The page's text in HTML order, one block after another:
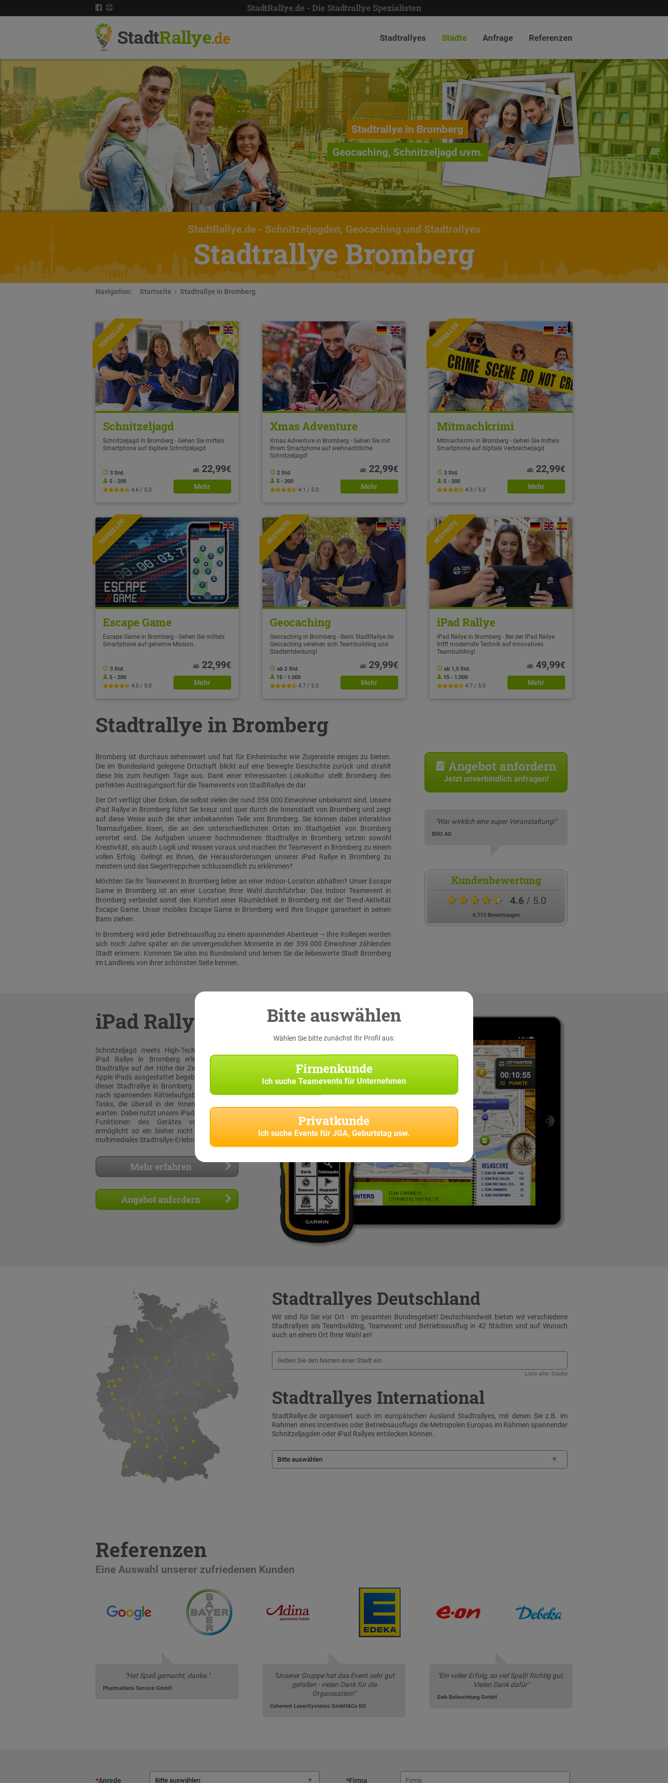
StadtRallye.de - Die Stadtrallye Spezialisten
StadtRallye.de Stadtrallyes Städte Anfrage Referenzen
Stadtrallye in Bromberg
Geocaching, Schnitzeljagd uvm.
StadtRallye.de- Schnitzeljagden, Geocaching und Stadtrallyes
Stadtrallye Bromberg
Navigation: Startseite Stadtrallye in Bromberg
TOPSELLER
Schnitzeljagd
Schnitzeljagd in Bromberg - Gehen Sie mittels
Smartphone auf digitale Schnitzeljagd
3 Std.
5 - 200
4.6 / 5.0
ab22,99€
Mehr
Xmas Adventure
Xmas Adventure in Bromberg - Gehen Sie mit
Ihrem Smartphone auf weihnachtliche
Schnitzeljagd!
2 Std.
5 - 200
4.1 / 5.0
ab22,99€
Mehr
TOPSELLER
Mitmachkrimi
Mitmachkrimi in Bromberg - Gehen Sie mittels
Smartphone auf digitale Verbrecherjagd
3 Std.
5 - 200
4.3 / 5.0
ab22,99€
Mehr
NEU
TOPSELLER
Escape Game
Escape Game in Bromberg - Gehen Sie mittels
Smartphone auf geheime Mission.
3 Std.
5 - 200
4.0 / 5.0
ab22,99€
Mehr
BESTNOTE
Geocaching
Geocaching in Bromberg - Beim StadtRallye.de
Geocaching vereinen sich Teambuilding und
Stadtentdeckung!
ab 2 Std.
15 - 1.000
4.7 / 5.0
ab29,99€
Mehr
BESTNOTE
iPad Rallye
iPad Rallye in Bromberg - Bei der iPad Rallye
trifft modernste Technik auf innovatives
Teambuilding!
ab 1,5 Std.
15 - 1.000
4.7 / 5.0
ab49,99€
Mehr
Stadtrallye in Bromberg
Bromberg ist durchaus sehenswert und hat für Einheimische wie Zugereiste einiges zu bieten.
Die im Bundesland gelegene Ortschaft blickt auf eine bewegte Geschichte zurück und strahlt
diese bis zum heutigen Tage aus. Dank einer interessanten Lokalkultur stellt Bromberg den
perfekten Austragungsort für die Teamevents von StadtRallye.de dar.
Der Ort verfügt über Ecken, die selbst vielen der rund 359.000 Einwohner unbekannt sind. Unsere
iPad Rallye in Bromberg führt Sie kreuz und quer durch die Innenstadt von Bromberg und zeigt
auf diese Weise auch die eher unbekannten Teile von Bromberg. Sie können dabei interaktive
Teamaufgaben lösen, die an den unterschiedlichsten Orten im Stadtgebiet von Bromberg
verortet sind. Die Aufgaben unserer hochmodernen Stadtrallye in Bromberg setzen sowohl
Kreativität, als auch Logik und Wissen voraus und machen Ihr Teamevent in Bromberg zu einem
vollen Erfolg. Gelingt es Ihnen, die Herausforderungen unserer iPad Rallye in Bromberg zu
meistern und das Siegertreppchen schlussendlich zu erklimmen?
Möchten Sie Ihr Teamevent in Bromberg lieber an einer Indoor-Location abhalten? Unser Escape
Game in Bromberg ist an einer Location Ihrer Wahl durchführbar. Das Indoor Teamevent in
Bromberg verbindet somit den Komfort einer Räumlichkeit in Bromberg mit der Trend-Aktivität
Escape Game. Unser mobiles Escape Game in Bromberg wird Ihre Gruppe garantiert in seinen
Bann ziehen.
In Bromberg wird jeder Betriebsausflug zu einem spannenden Abenteuer – Ihre Kollegen werden
sich noch Jahre später an die unvergesslichen Momente in der 359.000 Einwohner zählenden
Stadt erinnern. Kommen Sie also ins Bundesland und lernen Sie die liebeswerte Stadt Bromberg
im Landkreis von ihrer schönsten Seite kennen.
Angebot anfordern
Jetzt unverbindlich anfragen!
"War wirklich eine super Veranstaltung!"
BDO AG
Kundenbewertung
★★★★★ 4.6/ 5.0
6.713 Bewertungen
iPad Rallye
Schnitzeljagd meets High-Tech: Bei unserer
iPad Rallye in Bromberg erleben sie eine
Stadtrallye auf der Höhe der Zeit! Mit original
Apple iPads ausgestattet begeben Sie sich bei
dieser Stadtrallye in Bromberg auf die Suche
nach spannenden Rätselaufgaben und Team-
Tasks, die überall in der Innenstadt auf Sie
warten. Dabei nutzt unsere iPad Rallye App die
Funktionen des Gerätes voll aus und
ermöglicht so ein bisher nicht dagewesenes
multimediales Stadtrallye-Erlebnis!
Mehr erfahren
Angebot anfordern
Stadtrallyes Deutschland
Wir sind für Sie vor Ort - im gesamten Bundesgebiet! Deutschlandweit bieten wir verschiedene
Stadtrallyes als Teambuilding, Teamevent und Betriebsausflug in 42 Städten und auf Wunsch
auch an einem Ort Ihrer Wahl an!
Liste aller Städte
Stadtrallyes International
StadtRallye.de organisiert auch im europäischen Ausland Stadtrallyes, mit denen Sie z.B. im
Rahmen eines Incentives oder Betriebsausflugs die Metropolen Europas im Rahmen spannender
Schnitzeljagden oder iPad Rallyes entdecken können.
Referenzen
Eine Auswahl unserer zufriedenen Kunden
"Hat Spaß gemacht, danke."
PharmaHera Service GmbH
"Unserer Gruppe hat das Event sehr gut
gefallen - vielen Dank für die
Organisation!"
Coherent LaserSystems GmbH&Co KG
"Ein voller Erfolg, so viel Spaß! Richtig gut.
Vielen Dank dafür"
Swb Beleuchtung GmbH
*Anrede *Firma
Bitte auswählen
Wählen Sie bitte zunächst Ihr Profil aus:
Firmenkunde
Ich suche Teamevents für Unternehmen
Privatkunde
Ich suche Events für JGA, Geburtstag usw.